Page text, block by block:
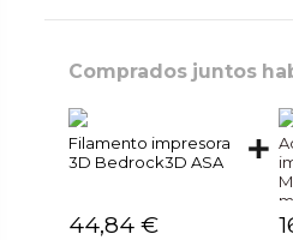
Comprados juntos
Filamento impresora
3D Bedrock3D ASA
44,84 €